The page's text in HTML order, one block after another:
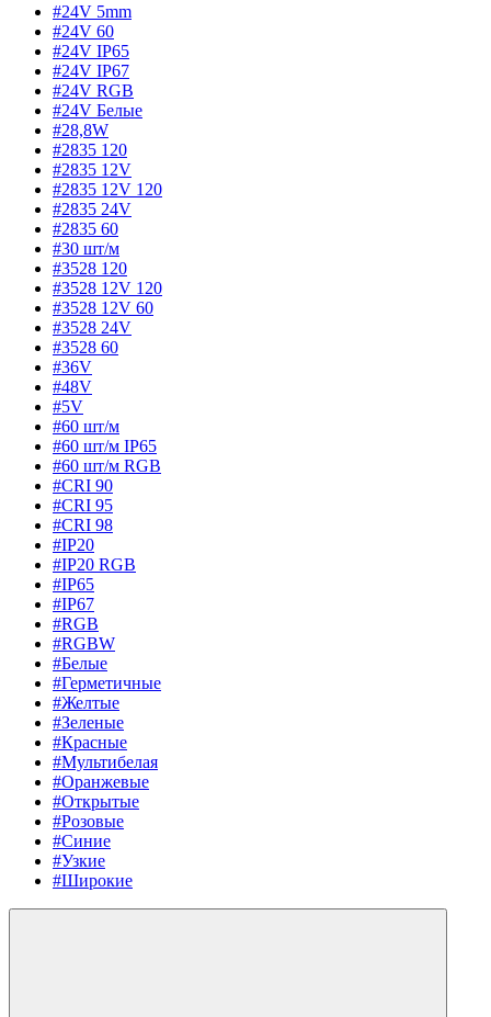
#24V 5mm
#24V 60
#24V IP65
#24V IP67
#24V RGB
#24V Белые
#28,8W
#2835 120
#2835 12V
#2835 12V 120
#2835 24V
#2835 60
#30 шт/м
#3528 120
#3528 12V 120
#3528 12V 60
#3528 24V
#3528 60
#36V
#48V
#5V
#60 шт/м
#60 шт/м IP65
#60 шт/м RGB
#CRI 90
#CRI 95
#CRI 98
#IP20
#IP20 RGB
#IP65
#IP67
#RGB
#RGBW
#Белые
#Герметичные
#Желтые
#Зеленые
#Красные
#Мультибелая
#Оранжевые
#Открытые
#Розовые
#Синие
#Узкие
#Широкие